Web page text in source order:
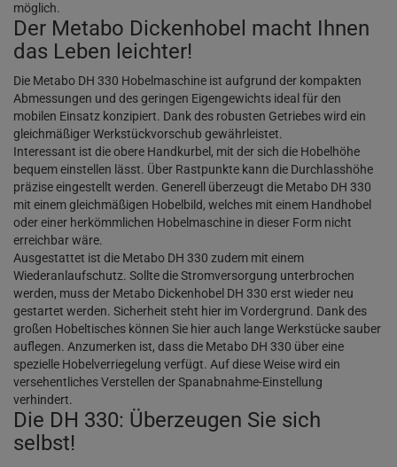
möglich.
Der Metabo Dickenhobel macht Ihnen
das Leben leichter!
Die Metabo DH 330 Hobelmaschine ist aufgrund der kompakten
Abmessungen und des geringen Eigengewichts ideal für den
mobilen Einsatz konzipiert. Dank des robusten Getriebes wird ein
gleichmäßiger Werkstückvorschub gewährleistet.
Interessant ist die obere Handkurbel, mit der sich die Hobelhöhe
bequem einstellen lässt. Über Rastpunkte kann die Durchlasshöhe
präzise eingestellt werden. Generell überzeugt die Metabo DH 330
mit einem gleichmäßigen Hobelbild, welches mit einem Handhobel
oder einer herkömmlichen Hobelmaschine in dieser Form nicht
erreichbar wäre.
Ausgestattet ist die Metabo DH 330 zudem mit einem
Wiederanlaufschutz. Sollte die Stromversorgung unterbrochen
werden, muss der Metabo Dickenhobel DH 330 erst wieder neu
gestartet werden. Sicherheit steht hier im Vordergrund. Dank des
großen Hobeltisches können Sie hier auch lange Werkstücke sauber
auflegen. Anzumerken ist, dass die Metabo DH 330 über eine
spezielle Hobelverriegelung verfügt. Auf diese Weise wird ein
versehentliches Verstellen der Spanabnahme-Einstellung
verhindert.
Die DH 330: Überzeugen Sie sich
selbst!